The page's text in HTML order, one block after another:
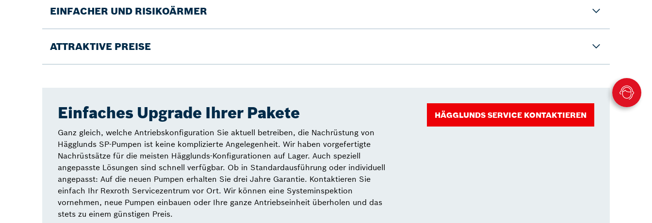
EINFACHER UND RISIKOÄRMER
ATTRAKTIVE PREISE
Einfaches Upgrade Ihrer Pakete
Ganz gleich, welche Antriebskonfiguration Sie aktuell betreiben, die Nachrüstung von
Hägglunds SP-Pumpen ist keine komplizierte Angelegenheit. Wir haben vorgefertigte
Nachrüstsätze für die meisten Hägglunds-Konfigurationen auf Lager. Auch speziell
angepasste Lösungen sind schnell verfügbar. Ob in Standardausführung oder individuell
angepasst: Auf die neuen Pumpen erhalten Sie drei Jahre Garantie. Kontaktieren Sie
einfach Ihr Rexroth Servicezentrum vor Ort. Wir können eine Systeminspektion
vornehmen, neue Pumpen einbauen oder Ihre ganze Antriebseinheit überholen und das
stets zu einem günstigen Preis.
HÄGGLUNDS SERVICE KONTAKTIEREN